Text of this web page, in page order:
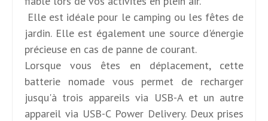
Elle est idéale pour le camping ou les fêtes de
jardin. Elle est également une source d'énergie
précieuse en cas de panne de courant.
Lorsque vous êtes en déplacement, cette
batterie nomade vous permet de recharger
jusqu'à trois appareils via USB-A et un autre
appareil via USB-C Power Delivery. Deux prises